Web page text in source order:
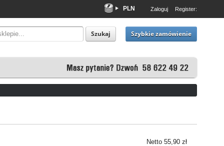
PLN
EUR
USD
Zaloguj Register:
Szukaj Szybkie zamówienie
Netto 55,90 zł